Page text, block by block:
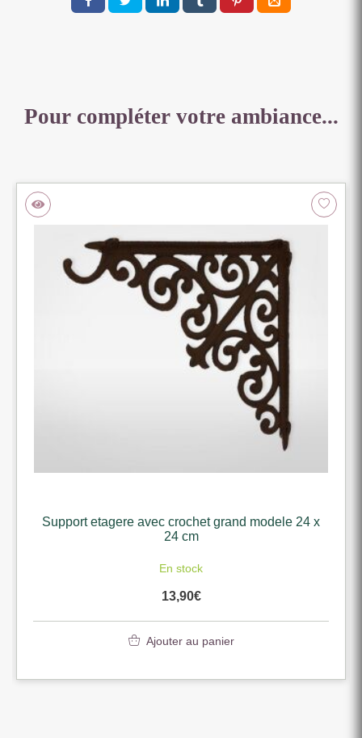
53
Pour compléter votre ambiance...
Support etagere avec crochet grand modele 24 x
24 cm
En stock
13,90€
Ajouter au panier